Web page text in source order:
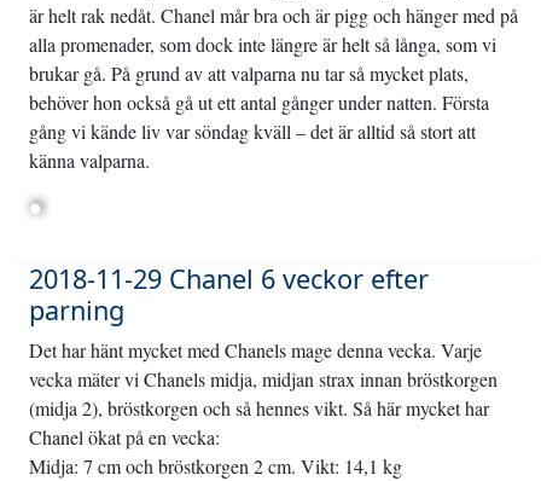
är helt rak nedåt. Chanel mår bra och är pigg och hänger med på
alla promenader, som dock inte längre är helt så långa, som vi
brukar gå. På grund av att valparna nu tar så mycket plats,
behöver hon också gå ut ett antal gånger under natten. Första
gång vi kände liv var söndag kväll – det är alltid så stort att
känna valparna.
2018-11-29 Chanel 6 veckor efter
parning
Det har hänt mycket med Chanels mage denna vecka. Varje
vecka mäter vi Chanels midja, midjan strax innan bröstkorgen
(midja 2), bröstkorgen och så hennes vikt. Så här mycket har
Chanel ökat på en vecka:
Midja: 7 cm och bröstkorgen 2 cm. Vikt: 14,1 kg